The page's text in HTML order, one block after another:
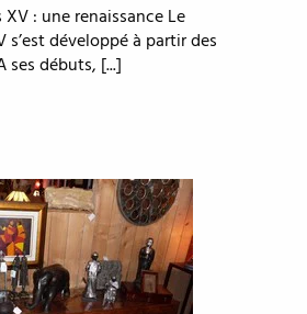
: une renaissance Le
s’est développé à partir des
ses débuts, [...]